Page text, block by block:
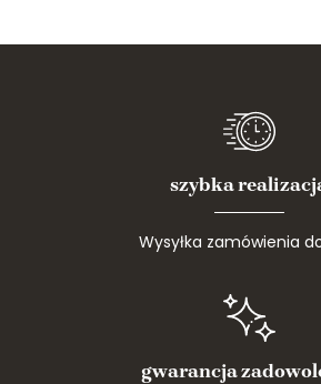
szybka
Wysyłka zamówienia
gwarancja